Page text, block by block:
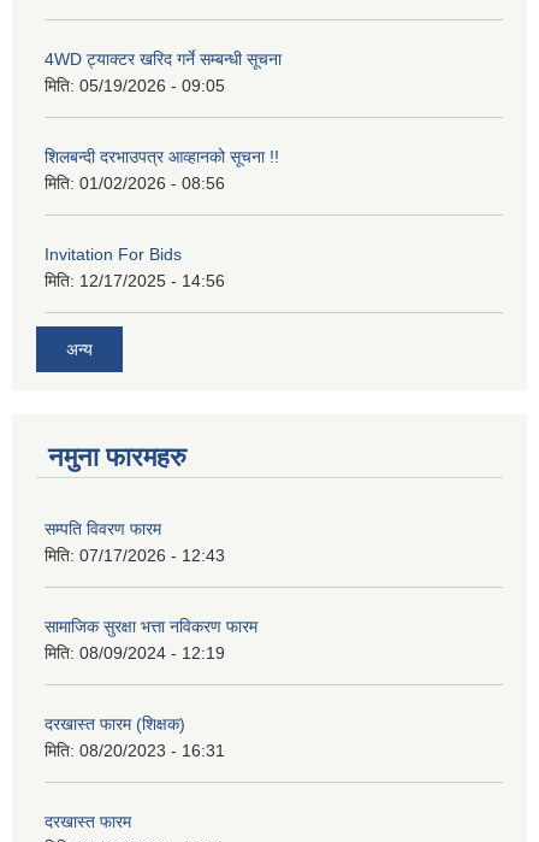
4WD ट्याक्टर खरिद गर्ने सम्बन्धी सूचना
मिति: 05/19/2026 - 09:05
शिलबन्दी दरभाउपत्र आव्हानको सूचना !!
मिति: 01/02/2026 - 08:56
Invitation For Bids
मिति: 12/17/2025 - 14:56
अन्य
नमुना फारमहरु
सम्पति विवरण फारम
मिति: 07/17/2026 - 12:43
सामाजिक सुरक्षा भत्ता नविकरण फारम
मिति: 08/09/2024 - 12:19
दरखास्त फारम (शिक्षक)
मिति: 08/20/2023 - 16:31
दरखास्त फारम